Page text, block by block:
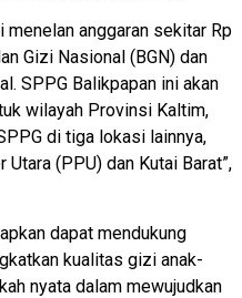
menelan anggaran sekitar Rp
Gizi Nasional (BGN) dan
SPPG Balikpapan ini akan
wilayah Provinsi Kaltim,
di tiga lokasi lainnya,
(PPU) dan Kutai Barat”,
dapat mendukung
kualitas gizi anak-
nyata dalam mewujudkan